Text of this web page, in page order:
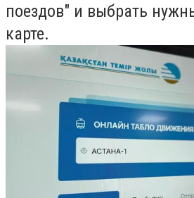
поездов" и выбрать
карте.